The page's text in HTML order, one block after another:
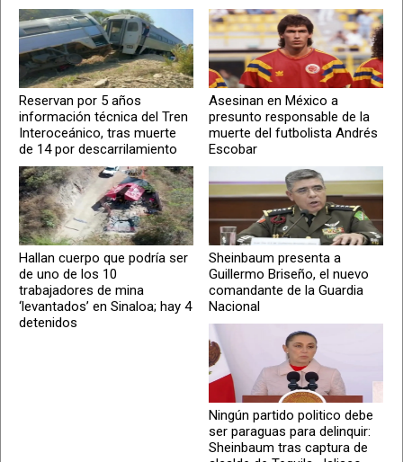
Reservan por 5 años
información técnica del Tren
Interoceánico, tras muerte
de 14 por descarrilamiento
Asesinan en México a
presunto responsable de la
muerte del futbolista Andrés
Escobar
Hallan cuerpo que podría ser
de uno de los 10
trabajadores de mina
‘levantados’ en Sinaloa; hay 4
detenidos
Sheinbaum presenta a
Guillermo Briseño, el nuevo
comandante de la Guardia
Nacional
Ningún partido politico debe
ser paraguas para delinquir:
Sheinbaum tras captura de